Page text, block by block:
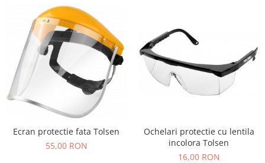
Ecran protectie fata Tolsen
55,00 RON
Ochelari protectie cu lentila
incolora Tolsen
16,00 RON